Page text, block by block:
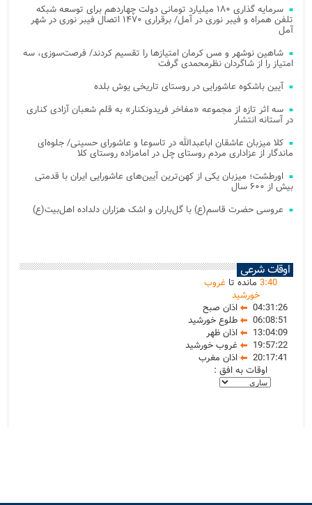
سرمایه گذاری ۱۸۰ میلیارد تومانی دولت چهاردهم برای توسعه شبکه
تلفن همراه و فیبر نوری در آمل/ برقراری ۱۴۷۰ اتصال فیبر نوری در شهر
آمل
شاهین نوشهر و مس کرمان امتیازها را تقسیم کردند/ فرصت‌سوزی، سه
امتیاز را از شاگردان نظرمحمدی گرفت
آیین باشکوه عاشورایی در روستای تاریخی یوش بلده
سه اثر تازه از مجموعه «مفاخر فریدونکنار» به قلم شعبان آزادی کناری
در آستانه انتشار
کلا میزبان عاشقان اباعبدالله در تاسوعا و عاشورای حسینی/ جلوه‌ای
ماندگار از عزاداری مردم روستای چل در امامزاده روستای کلا
اورطشت؛ میزبان یکی از کهن‌ترین آیین‌های عاشورایی ایران با قدمتی
بیش از ۶۰۰ سال
عروسی حضرت قاسم(ع) با گل‌باران و اشک هزاران دلداده اهل‌بیت(ع)
اوقات شرعی
3:40 مانده تاغروب
خورشید
04:31:26
اذان صبح
06:08:51
طلوع خورشید
13:04:09
اذان ظهر
19:57:22
غروب خورشید
20:17:41
اذان مغرب
اوقات به افق :